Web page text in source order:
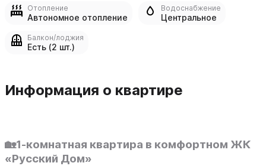
Отопление
Автономное отопление
Водоснабжение
Центральное
Балкон/лоджия
Есть (2 шт.)
Информация о квартире
🏡1-комнатная квартира в комфортном ЖК
«Русский Дом»